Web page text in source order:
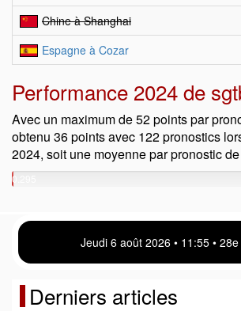
Chine à Shanghai
Espagne à Cozar
Performance 2024 de
Avec un maximum de 52 points par
obtenu 36 points avec 122 pronostics
2024, soit une moyenne par pronostic
0.295
Jeudi 6 août 2026 • 11 55 •
Derniers articles